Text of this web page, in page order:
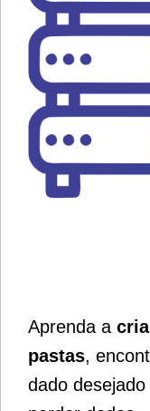
Aprenda a
pastas,
dado